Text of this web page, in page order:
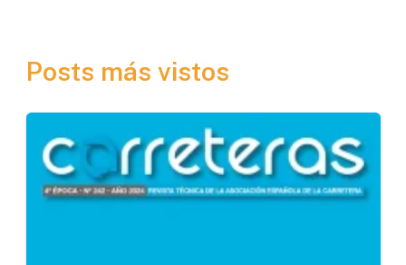
Posts más vistos